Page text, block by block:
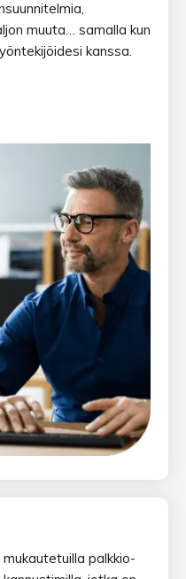
muuta… samalla kun
kanssa.
palkkio-